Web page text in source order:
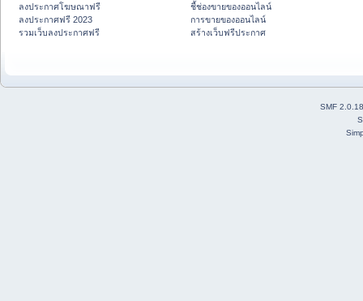
ลงประกาศโฆษณาฟรี
ลงประกาศฟรี 2023
รวมเว็บลงประกาศฟรี
ชี้ช่องขายของออนไลน์
การขายของออนไลน์
สร้างเว็บฟรีประกาศ
SMF 2.0.18